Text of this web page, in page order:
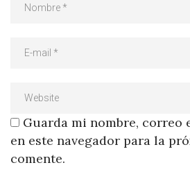
Guarda mi nombre, correo
en este navegador para la
comente.